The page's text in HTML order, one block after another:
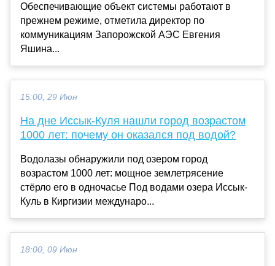
Обеспечивающие объект системы работают в
прежнем режиме, отметила директор по
коммуникациям Запорожской АЭС Евгения
Яшина...
15:00, 29 Июн
На дне Иссык-Куля нашли город возрастом
1000 лет: почему он оказался под водой?
Водолазы обнаружили под озером город
возрастом 1000 лет: мощное землетрясение
стёрло его в одночасье Под водами озера Иссык-
Куль в Киргизии междунаро...
18:00, 09 Июн